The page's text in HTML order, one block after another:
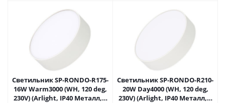
Светильник SP-RONDO-R175-
16W Warm3000 (WH, 120 deg,
230V) (Arlight, IP40 Металл, 3
Светильник SP-RONDO-R210-
20W Day4000 (WH, 120 deg,
230V) (Arlight, IP40 Металл, 3